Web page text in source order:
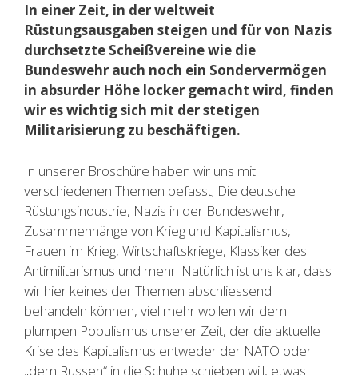
In einer Zeit, in der weltweit
Rüstungsausgaben steigen und für von Nazis
durchsetzte Scheißvereine wie die
Bundeswehr auch noch ein Sondervermögen
in absurder Höhe locker gemacht wird, finden
wir es wichtig sich mit der stetigen
Militarisierung zu beschäftigen.
In unserer Broschüre haben wir uns mit
verschiedenen Themen befasst; Die deutsche
Rüstungsindustrie, Nazis in der Bundeswehr,
Zusammenhänge von Krieg und Kapitalismus,
Frauen im Krieg, Wirtschaftskriege, Klassiker des
Antimilitarismus und mehr. Natürlich ist uns klar, dass
wir hier keines der Themen abschliessend
behandeln können, viel mehr wollen wir dem
plumpen Populismus unserer Zeit, der die aktuelle
Krise des Kapitalismus entweder der NATO oder
„dem Russen“ in die Schuhe schieben will, etwas